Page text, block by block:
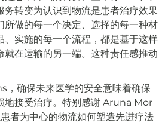
务转变为认识到物流是患者治疗效果
所做的每一个决定、选择的每一种材
、实施的每一个流程，都是基于这样
就在运输的另一端。这种责任感推动
确保未来医学的安全意味着确保
地接受治疗。特别感谢 Aruna Mor
者为中心的物流如何塑造先进疗法